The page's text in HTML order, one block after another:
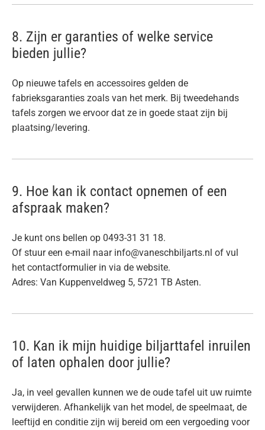
8. Zijn er garanties of welke service
bieden jullie?
Op nieuwe tafels en accessoires gelden de
fabrieksgaranties zoals van het merk. Bij tweedehands
tafels zorgen we ervoor dat ze in goede staat zijn bij
plaatsing/levering.
9. Hoe kan ik contact opnemen of een
afspraak maken?
Je kunt ons bellen op 0493-31 31 18.
Of stuur een e-mail naar info@vaneschbiljarts.nl of vul
het contactformulier in via de website.
Adres: Van Kuppenveldweg 5, 5721 TB Asten.
10. Kan ik mijn huidige biljarttafel inruilen
of laten ophalen door jullie?
Ja, in veel gevallen kunnen we de oude tafel uit uw ruimte
verwijderen. Afhankelijk van het model, de speelmaat, de
leeftijd en conditie zijn wij bereid om een vergoeding voor